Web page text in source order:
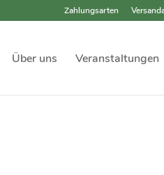
Zahlungsarten
Über uns Veranstaltungen